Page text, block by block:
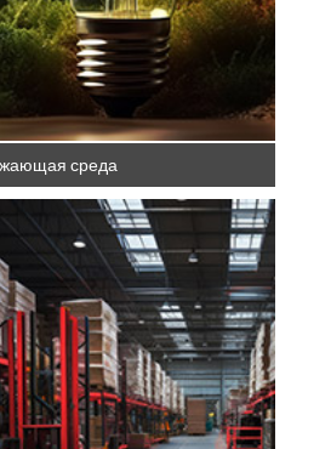
среда
древесина
спросом, например,
и лесопильной
Древесина также
производства энергии.